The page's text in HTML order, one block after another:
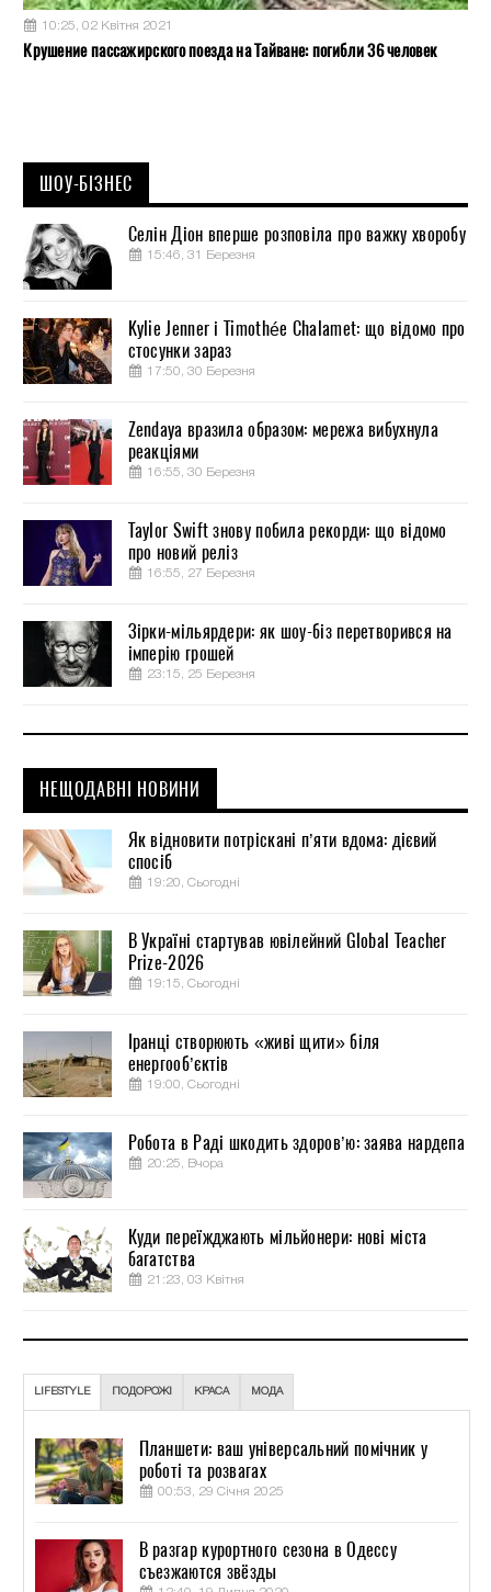
10:25, 02 Квітня 2021
Крушение пассажирского поезда на Тайване: погибли 36 человек
ШОУ-БІЗНЕС
Селін Діон вперше розповіла про важку хворобу
15:46, 31 Березня
Kylie Jenner і Timothée Chalamet: що відомо про
стосунки зараз
17:50, 30 Березня
Zendaya вразила образом: мережа вибухнула
реакціями
16:55, 30 Березня
Taylor Swift знову побила рекорди: що відомо
про новий реліз
16:55, 27 Березня
Зірки-мільярдери: як шоу-біз перетворився на
імперію грошей
23:15, 25 Березня
НЕЩОДАВНІ НОВИНИ
Як відновити потріскані п’яти вдома: дієвий
спосіб
19:20, Сьогодні
В Україні стартував ювілейний Global Teacher
Prize-2026
19:15, Сьогодні
Іранці створюють «живі щити» біля
енергооб’єктів
19:00, Сьогодні
Робота в Раді шкодить здоров’ю: заява нардепа
20:25, Вчора
Куди переїжджають мільйонери: нові міста
багатства
21:23, 03 Квітня
LIFESTYLE ПОДОРОЖІ КРАСА МОДА
Планшети: ваш універсальний помічник у
роботі та розвагах
00:53, 29 Січня 2025
В разгар курортного сезона в Одессу
съезжаются звёзды